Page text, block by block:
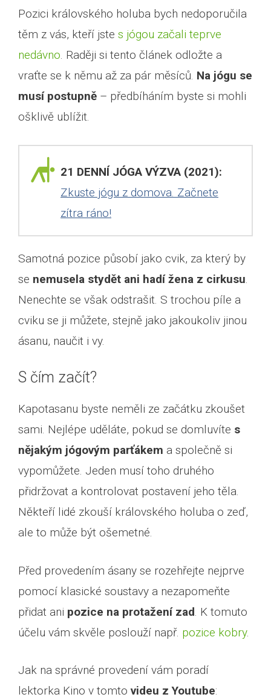
Pozici královského holuba bych nedoporučila
těm z vás, kteří jste s jógou začali teprve
nedávno. Raději si tento článek odložte a
vraťte se k němu až za pár měsíců. Na jógu se
musí postupně – předbíháním byste si mohli
ošklivě ublížit.
21 DENNÍ JÓGA VÝZVA (2021):
Zkuste jógu z domova. Začnete
zítra ráno!
Samotná pozice působí jako cvik, za který by
se nemusela stydět ani hadí žena z cirkusu
Nenechte se však odstrašit. S trochou píle a
cviku se ji můžete, stejně jako jakoukoliv jinou
ásanu, naučit i vy.
S čím začít?
Kapotasanu byste neměli ze začátku zkoušet
sami. Nejlépe uděláte, pokud se domluvíte s
nějakým jógovým parťákem a společně si
vypomůžete. Jeden musí toho druhého
přidržovat a kontrolovat postavení jeho těla.
Někteří lidé zkouší královského holuba o zeď,
ale to může být ošemetné.
Před provedením ásany se rozehřejte nejprve
pomocí klasické soustavy a nezapomeňte
přidat ani pozice na protažení zad . K tomuto
účelu vám skvěle poslouží např. pozice kobry.
Jak na správné provedení vám poradí
lektorka Kino v tomto videu z Youtube: